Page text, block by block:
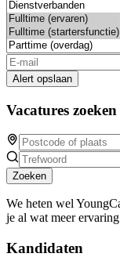
Alert opslaan
Vacatures zoeken
Zoeken
We heten wel
je al wat meer
Kandidaten